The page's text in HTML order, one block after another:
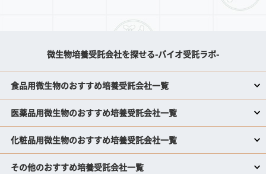
微生物培養受託会社を探せる-バイオ受託ラボ-
食品用微生物のおすすめ培養受託会社一覧
医薬品用微生物のおすすめ培養受託会社一覧
化粧品用微生物のおすすめ培養受託会社一覧
その他のおすすめ培養受託会社一覧